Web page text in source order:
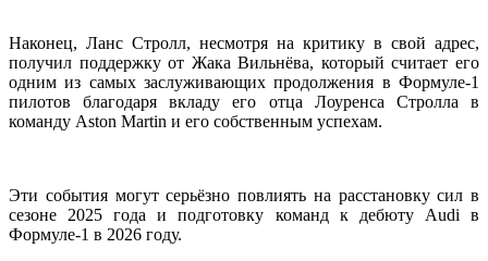
Наконец, Ланс Стролл, несмотря на критику в свой адрес,
получил поддержку от Жака Вильнёва, который считает его
одним из самых заслуживающих продолжения в Формуле-1
пилотов благодаря вкладу его отца Лоуренса Стролла в
команду Aston Martin и его собственным успехам.
Эти события могут серьёзно повлиять на расстановку сил в
сезоне 2025 года и подготовку команд к дебюту Audi в
Формуле-1 в 2026 году.